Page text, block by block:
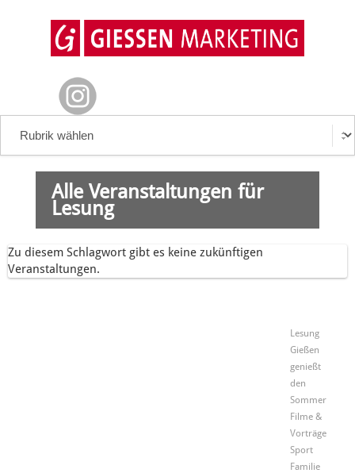
Alle Veranstaltungen für
Lesung
Zu diesem Schlagwort gibt es keine zukünftigen
Veranstaltungen.
Lesung
Gießen
genießt
den
Sommer
Filme &
Vorträge
Sport
Familie